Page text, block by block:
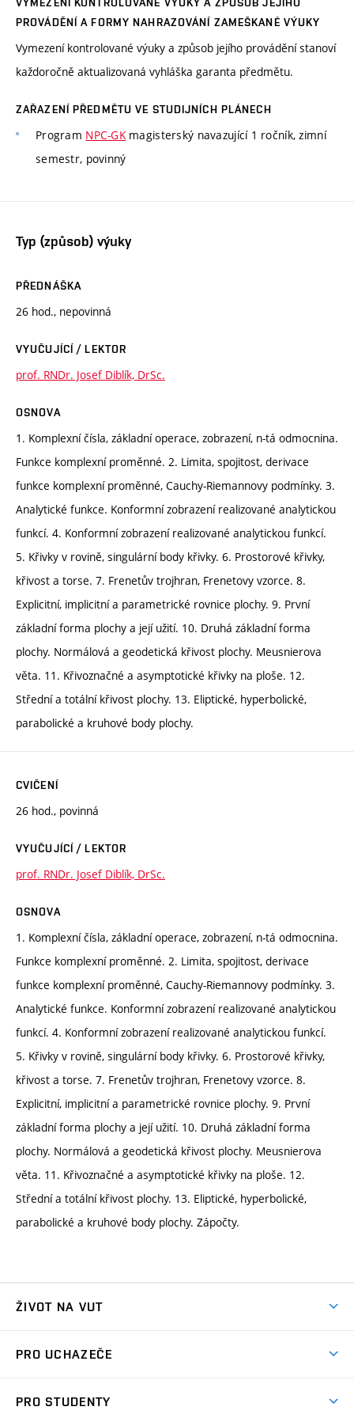
VYMEZENÍ KONTROLOVANÉ VÝUKY A ZPŮSOB JEJÍHO
PROVÁDĚNÍ A FORMY NAHRAZOVÁNÍ ZAMEŠKANÉ VÝUKY
Vymezení kontrolované výuky a způsob jejího provádění stanoví
každoročně aktualizovaná vyhláška garanta předmětu.
ZAŘAZENÍ PŘEDMĚTU VE STUDIJNÍCH PLÁNECH
Program NPC-GKmagisterský navazující 1 ročník, zimní
semestr, povinný
Typ (způsob) výuky
PŘEDNÁŠKA
26 hod., nepovinná
VYUČUJÍCÍ / LEKTOR
prof. RNDr. Josef Diblík, DrSc.
OSNOVA
1. Komplexní čísla, základní operace, zobrazení, n-tá odmocnina.
Funkce komplexní proměnné. 2. Limita, spojitost, derivace
funkce komplexní proměnné, Cauchy-Riemannovy podmínky. 3.
Analytické funkce. Konformní zobrazení realizované analytickou
funkcí. 4. Konformní zobrazení realizované analytickou funkcí.
5. Křivky v rovině, singulární body křivky. 6. Prostorové křivky,
křivost a torse. 7. Frenetův trojhran, Frenetovy vzorce. 8.
Explicitní, implicitní a parametrické rovnice plochy. 9. První
základní forma plochy a její užití. 10. Druhá základní forma
plochy. Normálová a geodetická křivost plochy. Meusnierova
věta. 11. Křivoznačné a asymptotické křivky na ploše. 12.
Střední a totální křivost plochy. 13. Eliptické, hyperbolické,
parabolické a kruhové body plochy.
CVIČENÍ
26 hod., povinná
VYUČUJÍCÍ / LEKTOR
prof. RNDr. Josef Diblík, DrSc.
OSNOVA
1. Komplexní čísla, základní operace, zobrazení, n-tá odmocnina.
Funkce komplexní proměnné. 2. Limita, spojitost, derivace
funkce komplexní proměnné, Cauchy-Riemannovy podmínky. 3.
Analytické funkce. Konformní zobrazení realizované analytickou
funkcí. 4. Konformní zobrazení realizované analytickou funkcí.
5. Křivky v rovině, singulární body křivky. 6. Prostorové křivky,
křivost a torse. 7. Frenetův trojhran, Frenetovy vzorce. 8.
Explicitní, implicitní a parametrické rovnice plochy. 9. První
základní forma plochy a její užití. 10. Druhá základní forma
plochy. Normálová a geodetická křivost plochy. Meusnierova
věta. 11. Křivoznačné a asymptotické křivky na ploše. 12.
Střední a totální křivost plochy. 13. Eliptické, hyperbolické,
parabolické a kruhové body plochy. Zápočty.
ŽIVOT NA VUT
Koleje
PRO UCHAZEČE
PRO STUDENTY